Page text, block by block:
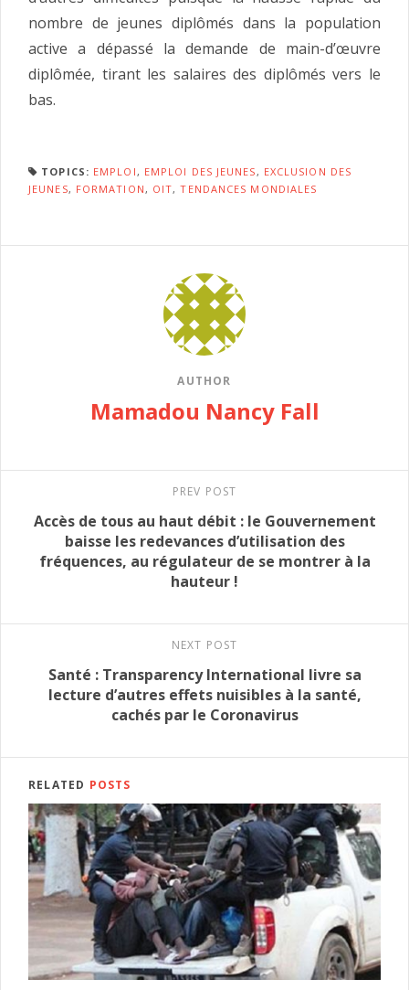
nombre de jeunes diplômés dans la population
active a dépassé la demande de main-d’œuvre
diplômée, tirant les salaires des diplômés vers le
bas.
TOPICS: EMPLOI, EMPLOI DES JEUNES, EXCLUSION DES
JEUNES, FORMATION, OIT,TENDANCES MONDIALES
AUTHOR
Mamadou Nancy Fall
PREV POST
Accès de tous au haut débit : le Gouvernement
baisse les redevances d’utilisation des
fréquences, au régulateur de se montrer à la
hauteur !
NEXT POST
Santé : Transparency International livre sa
lecture d’autres effets nuisibles à la santé,
cachés par le Coronavirus
RELATED POSTS